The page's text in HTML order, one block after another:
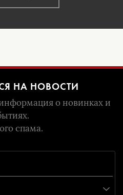
НА НОВОСТИ
о новинках и
спама.